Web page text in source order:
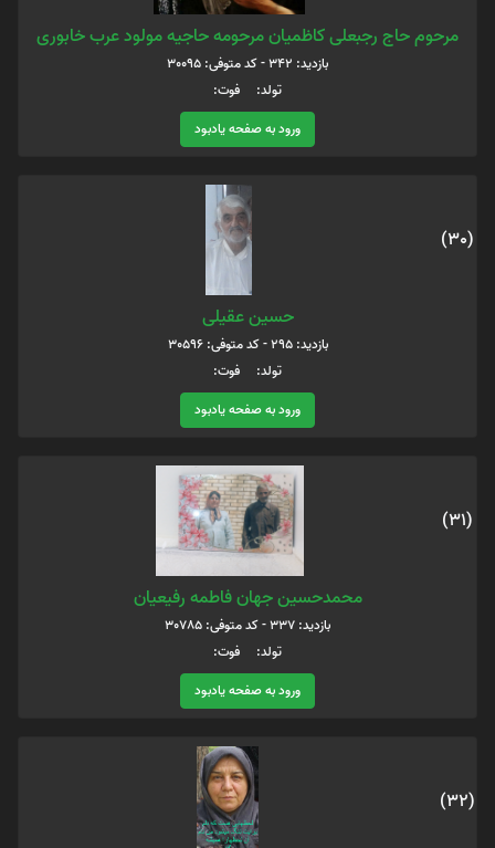
مرحوم حاج رجبعلی کاظمیان مرحومه حاجیه مولود عرب خابوری
بازدید: 342 - کد متوفی: 30095
تولد: فوت:
ورود به صفحه یادبود
(30)
حسین عقیلی
بازدید: 295 - کد متوفی: 30596
تولد: فوت:
ورود به صفحه یادبود
(31)
محمدحسین جهان فاطمه رفیعیان
بازدید: 337 - کد متوفی: 30785
تولد: فوت:
ورود به صفحه یادبود
(32)